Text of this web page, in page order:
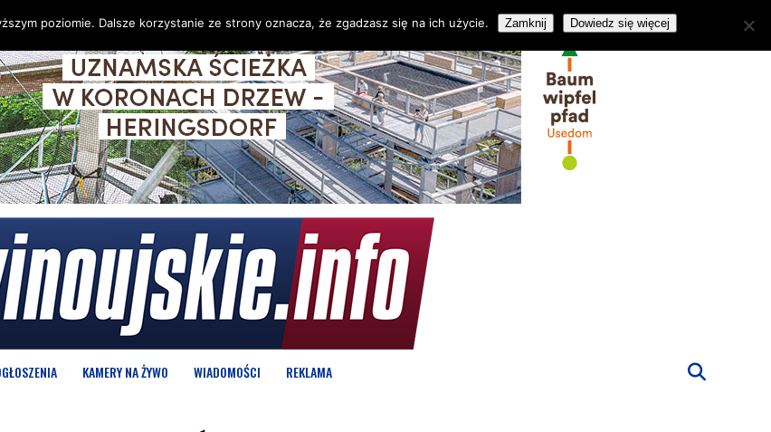
KAMERY NA ŻYWO WIADOMOŚCI REKLAMA
poziomie. Dalsze korzystanie ze strony oznacza, że zgadzasz się na ich użycie. Zamknij Dowiedz się więcej